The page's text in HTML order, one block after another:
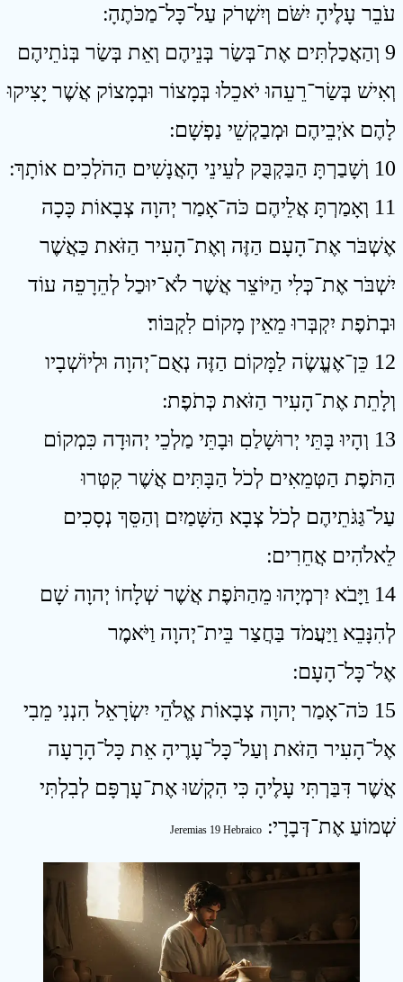
עֹבֵר עָלֶיהָ יִשֹּׁם וְיִשְׁרֹק עַל־כָּל־מַכֹּתֶהָ ׃
9 וְהַאֲכַלְתִּים אֶת־בְּשַׂר בְּנֵיהֶם וְאֵת בְּשַׂר בְּנֹתֵיהֶם
וְאִישׁ בְּשַׂר־רֵעֵהוּ יֹאכֵלוּ בְּמָצוֹר וּבְמָצוֹק אֲשֶׁר יָצִיקוּ
לָהֶם אֹיְבֵיהֶם וּמְבַקְשֵׁי נַפְשָׁם ׃
10 וְשָׁבַרְתָּ הַבַּקְבֻּק לְעֵינֵי הָאֲנָשִׁים הַהֹלְכִים אוֹתָךְ ׃
11 וְאָמַרְתָּ אֲלֵיהֶם כֹּה־אָמַר יְהוָה צְבָאוֹת כָּכָה
אֶשְׁבֹּר אֶת־הָעָם הַזֶּה וְאֶת־הָעִיר הַזֹּאת כַּאֲשֶׁר
יִשְׁבֹּר אֶת־כְּלִי הַיּוֹצֵר אֲשֶׁר לֹא־יוּכַל לְהֵרָפֵה עוֹד
וּבְתֹפֶת יִקְבְּרוּ מֵאֵין מָקוֹם לִקְבּוֹר׃
12 כֵּן־אֶעֱשֶׂה לַמָּקוֹם הַזֶּה נְאֻם־יְהוָה וּלְיוֹשְׁבָיו
וְלָתֵת אֶת־הָעִיר הַזֹּאת כְּתֹפֶת ׃
13 וְהָיוּ בָּתֵּי יְרוּשָׁלַםִ וּבָתֵּי מַלְכֵי יְהוּדָה כִּמְקוֹם
הַתֹּפֶת הַטְּמֵאִים לְכֹל הַבָּתִּים אֲשֶׁר קִטְּרוּ
עַל־גַּגֹּתֵיהֶם לְכֹל צְבָא הַשָּׁמַיִם וְהַסֵּךְ נְסָכִים
לֵאלֹהִים אֲחֵרִים ׃
14 וַיָּבֹא יִרְמְיָהוּ מֵהַתֹּפֶת אֲשֶׁר שְׁלָחוֹ יְהוָה שָׁם
לְהִנָּבֵא וַיַּעֲמֹד בַּחֲצַר בֵּית־יְהוָה וַיֹּאמֶר
אֶל־כָּל־הָעָם ׃
15 כֹּה־אָמַר יְהוָה צְבָאוֹת אֱלֹהֵי יִשְׂרָאֵל הִנְנִי מֵבִי
אֶל־הָעִיר הַזֹּאת וְעַל־כָּל־עָרֶיהָ אֵת כָּל־הָרָעָה
אֲשֶׁר דִּבַּרְתִּי עָלֶיהָ כִּי הִקְשׁוּ אֶת־עָרְפָּם לְבִלְתִּי
שְׁמוֹעַ אֶת־דְּבָרָי ׃ Jeremias 19 Hebraico